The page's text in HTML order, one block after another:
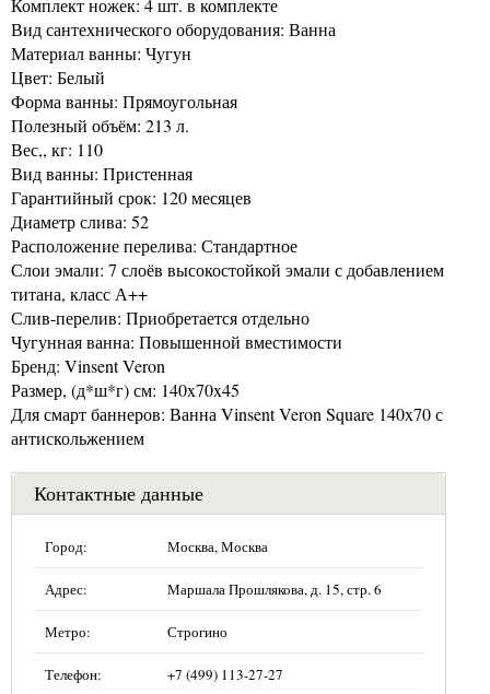
Вид сантехнического оборудования: Ванна
Материал ванны: Чугун
Цвет: Белый
Форма ванны: Прямоугольная
Полезный объём: 213 л.
Вес,, кг: 110
Вид ванны: Пристенная
Гарантийный срок: 120 месяцев
Диаметр слива: 52
Расположение перелива: Стандартное
Слои эмали: 7 слоёв высокостойкой эмали с добавлением
титана, класс А++
Слив-перелив: Приобретается отдельно
Чугунная ванна: Повышенной вместимости
Бренд: Vinsent Veron
Размер, (д*ш*г) см: 140x70x45
Для смарт баннеров: Ванна Vinsent Veron Square 140x70 с
антискольжением
Контактные данные
Город: Москва, Москва
Адрес: Маршала Прошлякова, д. 15, стр. 6
Метро: Строгино
Телефон: +7 (499) 113-27-27